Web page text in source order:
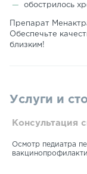
обострилось
Препарат
Обеспечьте
близким!
Услуги и
Консультация
Осмотр педиатра